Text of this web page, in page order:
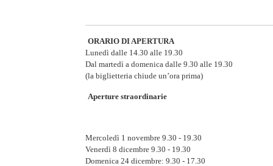
ORARIO DI APERTURA
Lunedì dalle 14.30 alle 19.30
Dal martedì a domenica dalle 9.30 alle 19.30
(la biglietteria chiude un’ora prima)
Aperture straordinarie
Mercoledì 1 novembre 9.30 - 19.30
Venerdì 8 dicembre 9.30 - 19.30
Domenica 24 dicembre: 9.30 - 17.30